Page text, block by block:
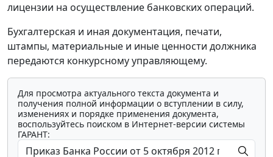
лицензии на осуществление банковских операций.
Бухгалтерская и иная документация, печати,
штампы, материальные и иные ценности должника
передаются конкурсному управляющему.
Для просмотра актуального текста документа и
получения полной информации о вступлении в силу,
изменениях и порядке применения документа,
воспользуйтесь поиском в Интернет-версии системы
ГАРАНТ: